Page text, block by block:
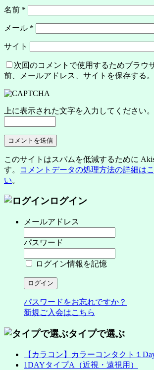
名前 *
メール *
サイト
次回のコメントで使用するためブラウ
前、メールアドレス、サイトを保存する。
上に表示された文字を入力してください。
このサイトはスパムを低減するために
す。
コメントデータの処理方法の詳細は
い。
ログイン
メールアドレス
パスワード
ログイン情報を記憶
パスワードをお忘れですか？
新規ご入会はこちら
タイプで選ぶ
【カラコン】カラーコンタクト１
1DAYタイプA（近視・遠視用）